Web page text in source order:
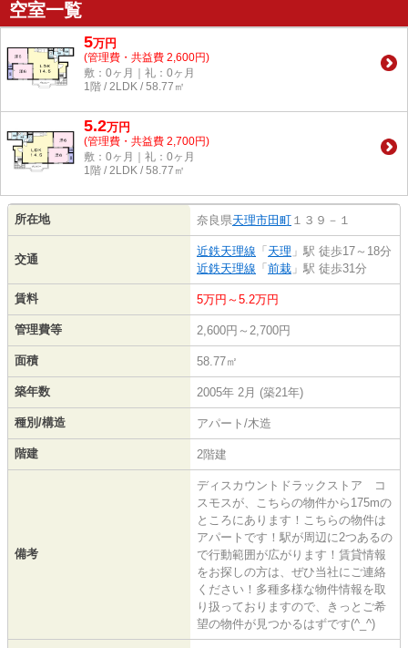
空室一覧
5万円
(管理費・共益費 2,600円)
敷：0ヶ月｜礼：0ヶ月
1階 / 2LDK / 58.77㎡
5.2万円
(管理費・共益費 2,700円)
敷：0ヶ月｜礼：0ヶ月
1階 / 2LDK / 58.77㎡
所在地 奈良県天理市田町 １３９－１
交通
近鉄天理線 「 天理 」駅 徒歩17～18分
近鉄天理線 「 前栽 」駅 徒歩31分
賃料 5万円～5.2万円
管理費等 2,600円～2,700円
面積 58.77㎡
築年数 2005年 2月 (築21年)
種別/構造 アパート/木造
階建 2階建
備考
ディスカウントドラックストア コ
スモスが、こちらの物件から175mの
ところにあります！こちらの物件は
アパートです！駅が周辺に2つあるの
で行動範囲が広がります！賃貸情報
をお探しの方は、ぜひ当社にご連絡
ください！多種多様な物件情報を取
り扱っておりますので、きっとご希
望の物件が見つかるはずです(^_^)